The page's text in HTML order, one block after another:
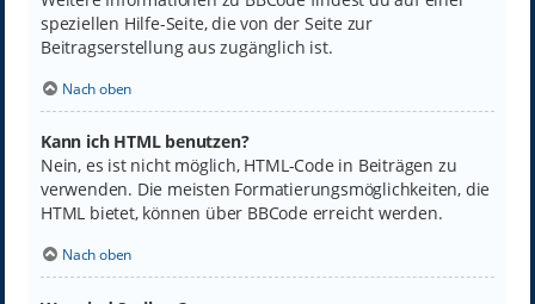
speziellen Hilfe-Seite, die von der Seite zur
Beitragserstellung aus zugänglich ist.
Nach oben
Kann ich HTML benutzen?
Nein, es ist nicht möglich, HTML-Code in Beiträgen zu
verwenden. Die meisten Formatierungsmöglichkeiten, die
HTML bietet, können über BBCode erreicht werden.
Nach oben